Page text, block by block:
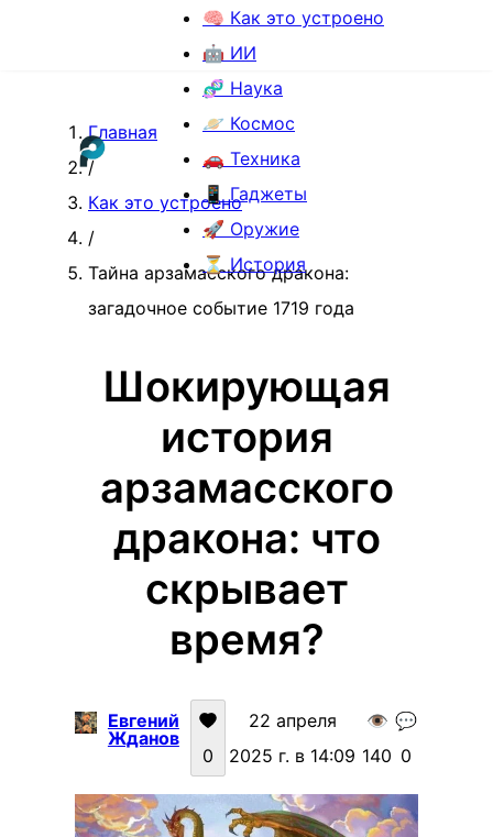
🧠 Как это устроено
🤖 ИИ
🧬 Наука
🪐 Космос
🚗 Техника
📱 Гаджеты
🚀 Оружие
⏳ История
Главная
/
Как это устроено
/
Тайна арзамасского дракона:
загадочное событие 1719 года
Шокирующая
история
арзамасского
дракона: что
скрывает
время?
Евгений
Жданов
0
22 апреля
2025 г. в 14:09
👁️
140
💬
0